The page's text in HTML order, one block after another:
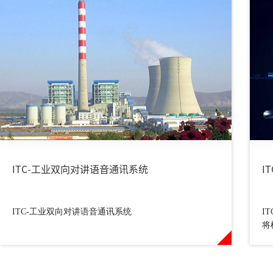
ITC-工业双向对讲语音通讯系统
ITC-工业双向对讲语音通讯系统
将